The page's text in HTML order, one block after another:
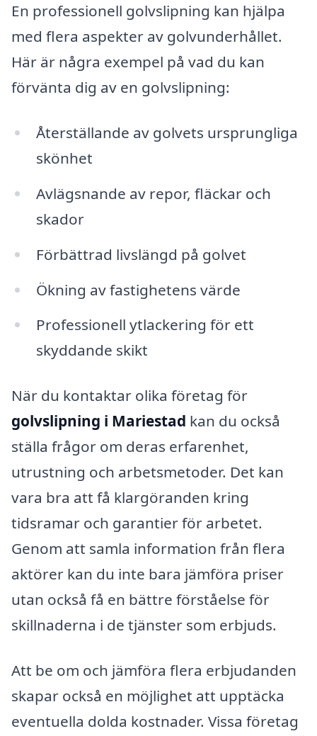
En professionell golvslipning kan hjälpa
med flera aspekter av golvunderhållet.
Här är några exempel på vad du kan
förvänta dig av en golvslipning:
Återställande av golvets ursprungliga
skönhet
Avlägsnande av repor, fläckar och
skador
Förbättrad livslängd på golvet
Ökning av fastighetens värde
Professionell ytlackering för ett
skyddande skikt
När du kontaktar olika företag för
golvslipning i Mariestad kan du också
ställa frågor om deras erfarenhet,
utrustning och arbetsmetoder. Det kan
vara bra att få klargöranden kring
tidsramar och garantier för arbetet.
Genom att samla information från flera
aktörer kan du inte bara jämföra priser
utan också få en bättre förståelse för
skillnaderna i de tjänster som erbjuds.
Att be om och jämföra flera erbjudanden
skapar också en möjlighet att upptäcka
eventuella dolda kostnader. Vissa företag